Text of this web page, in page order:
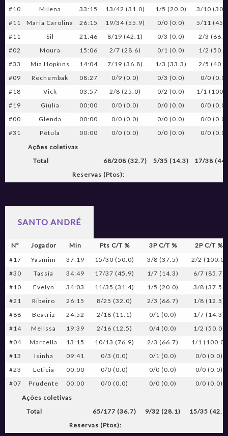
#10
Milena 33:15 13/42 (31.0) 1/5 (20.0)
3/10
#11
Maria Carolina 26:15 19/34 (55.9) 0/0 (0.0)
5/11
#11
Sil 21:46 8/19 (42.1) 0/3 (0.0)
2/3
#02
Moura 15:06 2/7 (28.6) 0/1 (0.0)
1/2
#33
Mia Hopkins 14:04 7/19 (36.8) 1/3 (33.3)
2/5
#09
Rechembak 08:27 0/9 (0.0) 0/3 (0.0)
0/0 (0.0)
#18
Vick 03:57 2/8 (25.0) 0/2 (0.0)
1/1
#19
Giulia 00:00 0/0 (0.0) 0/0 (0.0)
0/0 (0.0)
#00
Glenda 00:00 0/0 (0.0) 0/0 (0.0)
0/0 (0.0)
#31
Pétula 00:00 0/0 (0.0) 0/0 (0.0)
0/0 (0.0)
Ações coletivas
Total
68/208 (32.7) 5/35 (14.3)
17/38
Reservas (Ptos):
SANTO ANDRÉ
Nº Jogador Min Pts C/T % 3P C/T %
2P C/T %
#17
Yasmim 37:19 15/30 (50.0) 3/8 (37.5)
2/2 (100.0)
#30
Tassia 34:49 17/37 (45.9) 1/7 (14.3)
6/7 (85.7)
#10
Evelyn 34:03 11/35 (31.4) 1/5 (20.0)
3/8 (37.5)
#21
Ribeiro 26:15 8/25 (32.0) 2/3 (66.7)
1/8 (12.5)
#88
Beatriz 24:52 2/18 (11.1) 0/1 (0.0)
1/7 (14.3)
#14
Melissa 19:39 2/16 (12.5) 0/4 (0.0)
1/2 (50.0)
#04
Marcella 13:15 10/13 (76.9) 2/3 (66.7)
1/1 (100.0)
#13
Isinha 09:41 0/3 (0.0) 0/1 (0.0)
0/0 (0.0)
#23
Leticia 00:00 0/0 (0.0) 0/0 (0.0)
0/0 (0.0)
#07
Prudente 00:00 0/0 (0.0) 0/0 (0.0)
0/0 (0.0)
Ações coletivas
Total
65/177 (36.7) 9/32 (28.1)
15/35
Reservas (Ptos):